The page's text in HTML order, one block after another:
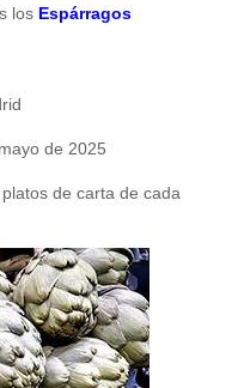
los Espárragos
de 2025
de carta de cada